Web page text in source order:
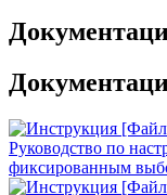
Руководство по
фиксированным